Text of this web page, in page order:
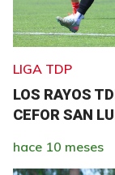
LIGA TDP
LOS RAYOS
CEFOR SAN
hace 10 meses